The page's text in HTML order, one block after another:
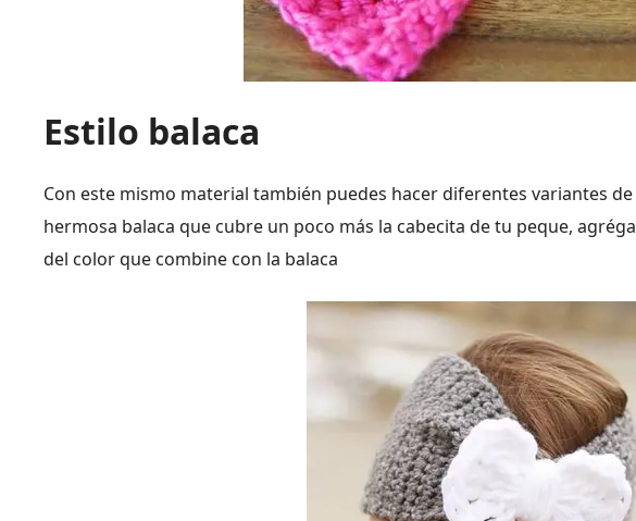
Estilo balaca
Con este mismo material también puedes hacer diferentes variantes de
hermosa balaca que cubre un poco más la cabecita de tu peque,
del color que combine con la balaca